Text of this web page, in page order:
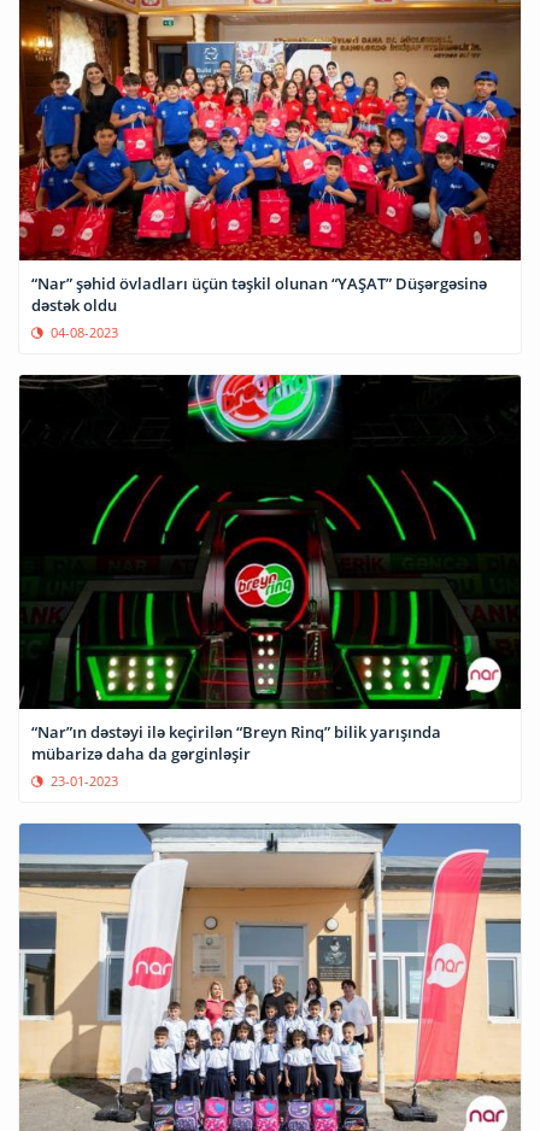
“Nar” şəhid övladları üçün təşkil olunan “YAŞAT” Düşərgəsinə
dəstək oldu
04-08-2023
“Nar”ın dəstəyi ilə keçirilən “Breyn Rinq” bilik yarışında
mübarizə daha da gərginləşir
23-01-2023